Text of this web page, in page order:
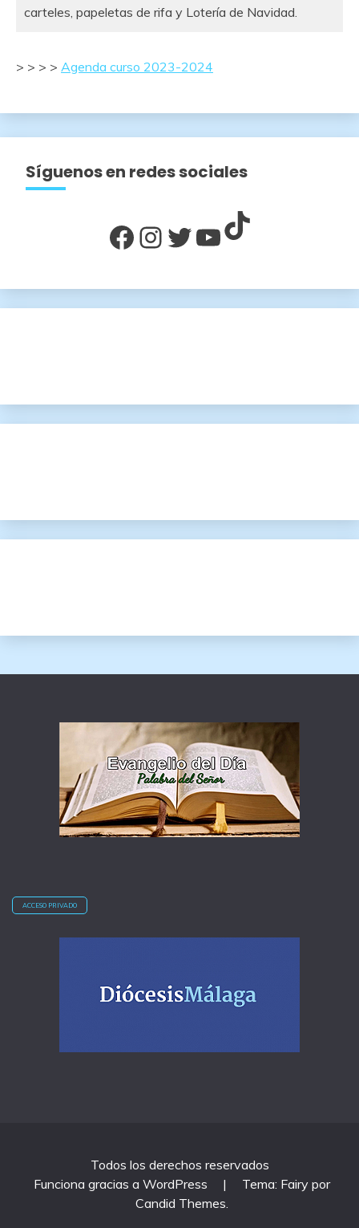
carteles, papeletas de rifa y Lotería de Navidad.
> > > > Agenda curso 2023-2024
Síguenos en redes sociales
Facebook
Instagram
Twitter
YouTube
TikTok
ACCESO PRIVADO
Todos los derechos reservados
Funciona gracias a WordPress
|
Tema: Fairy por
Candid Themes.